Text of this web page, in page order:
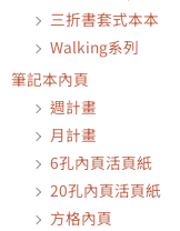
三折書套式本本
Walking系列
筆記本內頁
週計畫
月計畫
6孔內頁活頁紙
20孔內頁活頁紙
方格內頁